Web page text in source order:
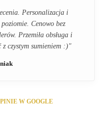
Personalizacja i
Cenowo bez
Przemiła obsługa i
czystym sumieniem :)"
W GOOGLE